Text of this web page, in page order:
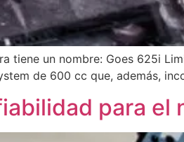
tiene un nombre: Goes 625i
de 600 cc que, además,
para el